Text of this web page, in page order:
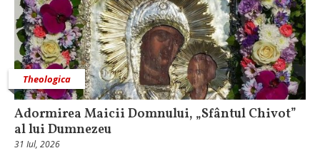
Theologica
Adormirea Maicii Domnului, „Sfântul Chivot”
al lui Dumnezeu
31 Iul, 2026